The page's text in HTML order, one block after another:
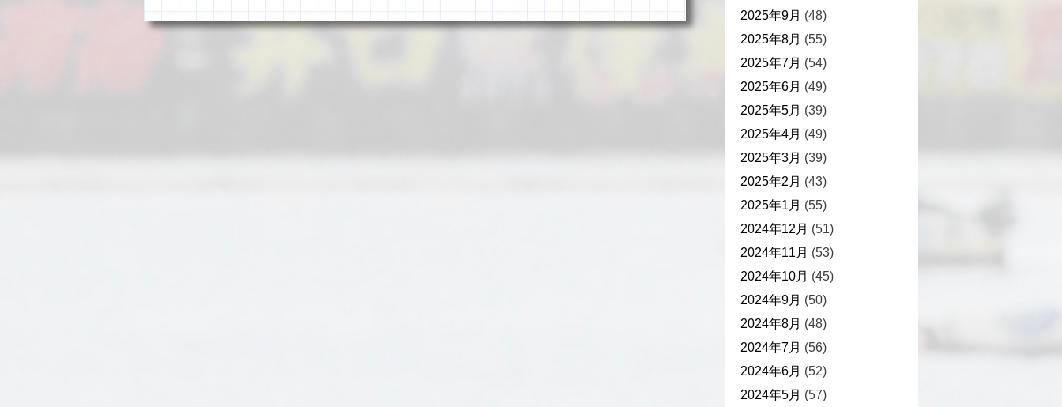
2025年9月 (48)
2025年8月 (55)
2025年7月 (54)
2025年6月 (49)
2025年5月 (39)
2025年4月 (49)
2025年3月 (39)
2025年2月 (43)
2025年1月 (55)
2024年12月 (51)
2024年11月 (53)
2024年10月 (45)
2024年9月 (50)
2024年8月 (48)
2024年7月 (56)
2024年6月 (52)
2024年5月 (57)